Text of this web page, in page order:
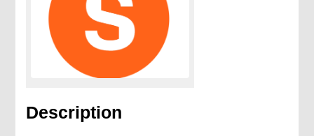
Description